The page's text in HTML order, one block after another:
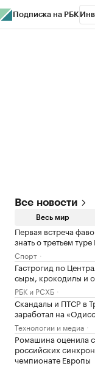
Подписка на РБК
Все новости
Весь мир
Первая встреча
знать о третьем
Спорт
Гастрогид по
сыры, крокодилы и
РБК и РСХБ
Скандалы и ПТСР в
заработал на
Технологии и медиа
Ромашина оценила
российских
чемпионате Европы